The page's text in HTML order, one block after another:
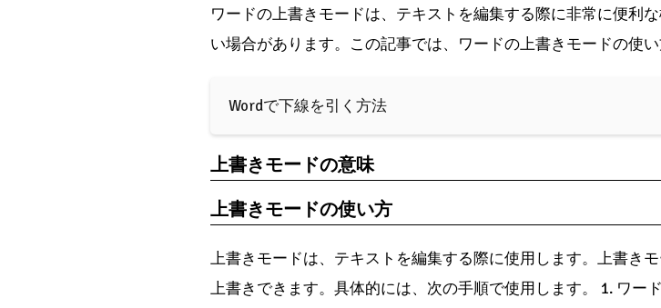
ワードの上書きモードは、テキストを編集する際に非常に便利
い場合があります。この記事では、ワードの上書きモードの使い
Wordで下線を引く方法
上書きモードの意味
上書きモードの使い方
上書きモードは、テキストを編集する際に使用します。上書き
上書きできます。具体的には、次の手順で使用します。 1. ワー